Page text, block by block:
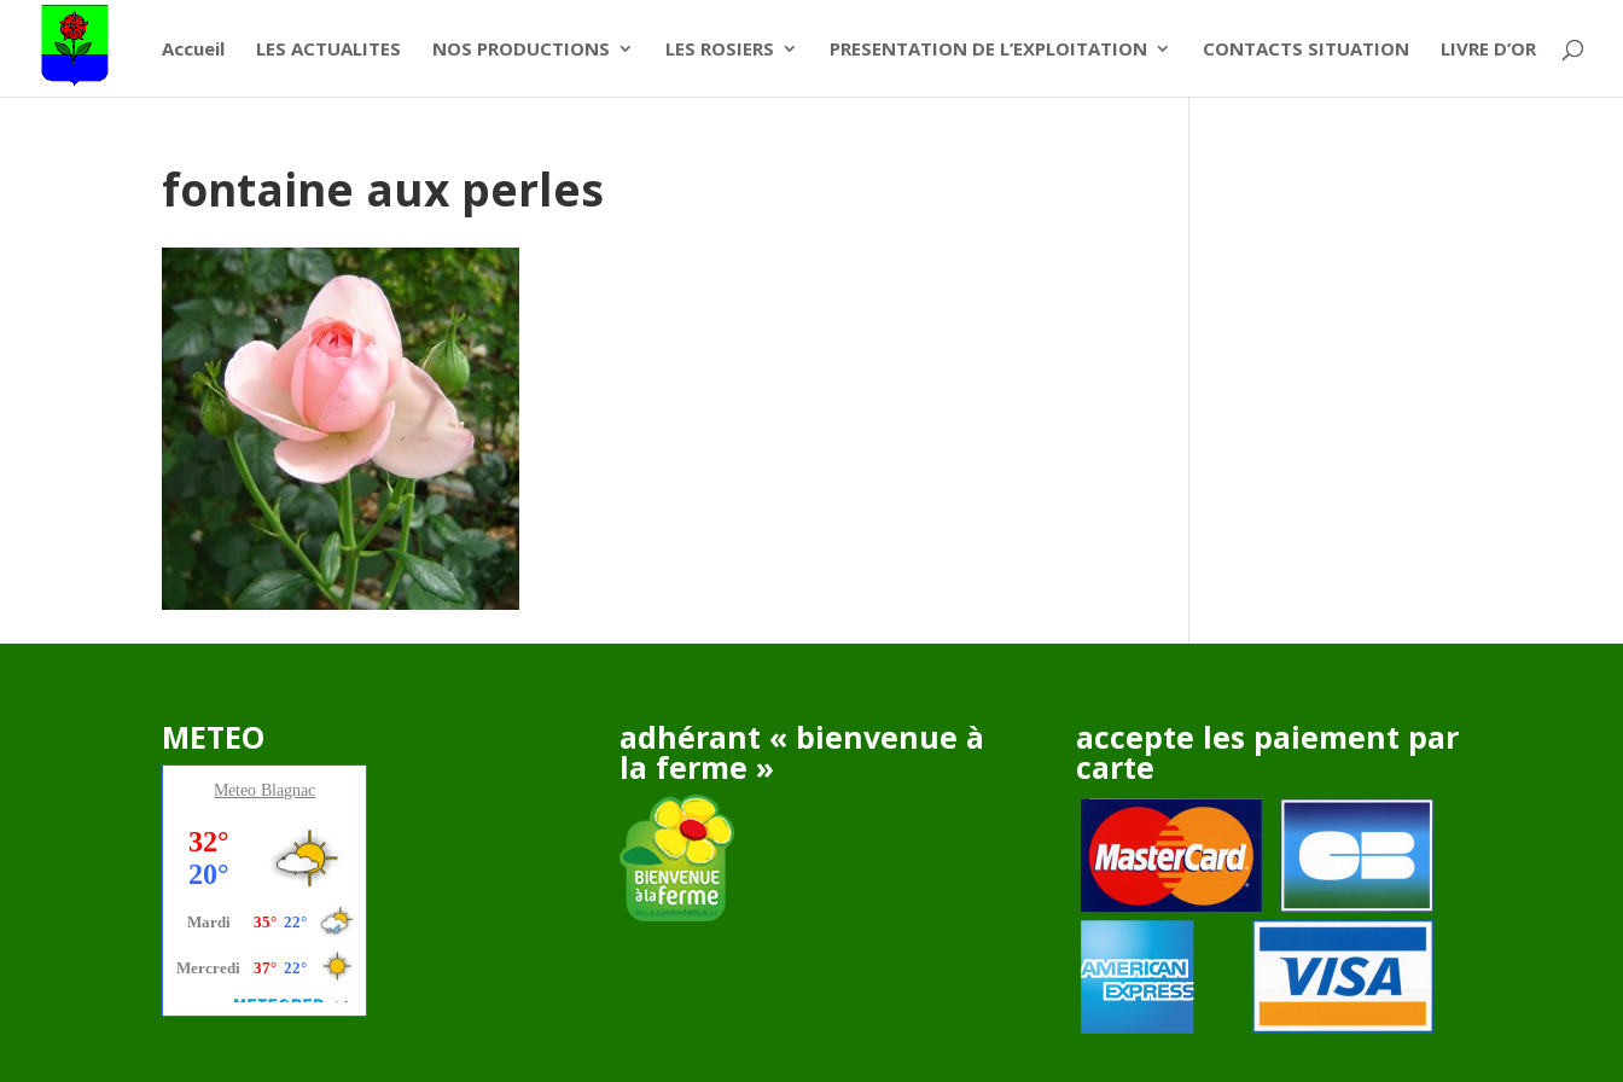
Accueil LES ACTUALITES NOS PRODUCTIONS LES ROSIERS PRESENTATION DE L’EXPLOITATION CONTACTS SITUATION LIVRE D’OR
fontaine aux perles
METEO
MeteoBlagnac
adhérant « bienvenue à
la ferme »
accepte les paiement par
carte